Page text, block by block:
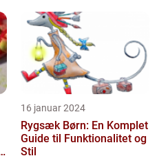
16 januar 2024
Rygsæk Børn: En Komplet
Guide til Funktionalitet og
Stil